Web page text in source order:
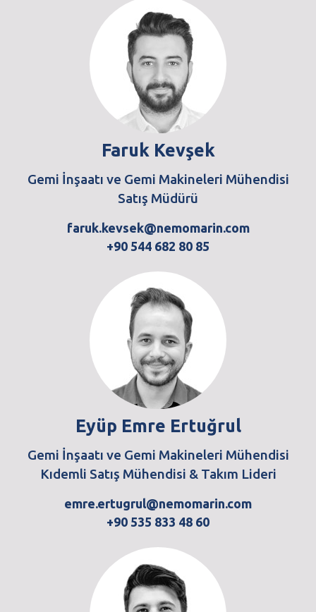
Faruk Kevşek
Gemi İnşaatı ve Gemi Makineleri Mühendisi
Satış Müdürü
faruk.kevsek@nemomarin.com
+90 544 682 80 85
Eyüp Emre Ertuğrul
Gemi İnşaatı ve Gemi Makineleri Mühendisi
Kıdemli Satış Mühendisi & Takım Lideri
emre.ertugrul@nemomarin.com
+90 535 833 48 60